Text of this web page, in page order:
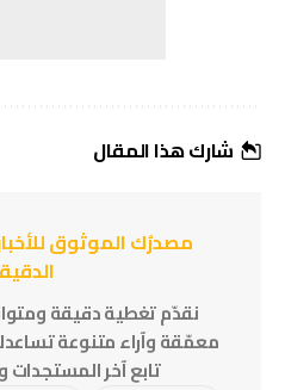
شارك هذا المقال
مصدرُك الموثوق
نقدّم تغطية دقيقة
معمّقة وآراء متنوعة
تابع آخر المستجدات